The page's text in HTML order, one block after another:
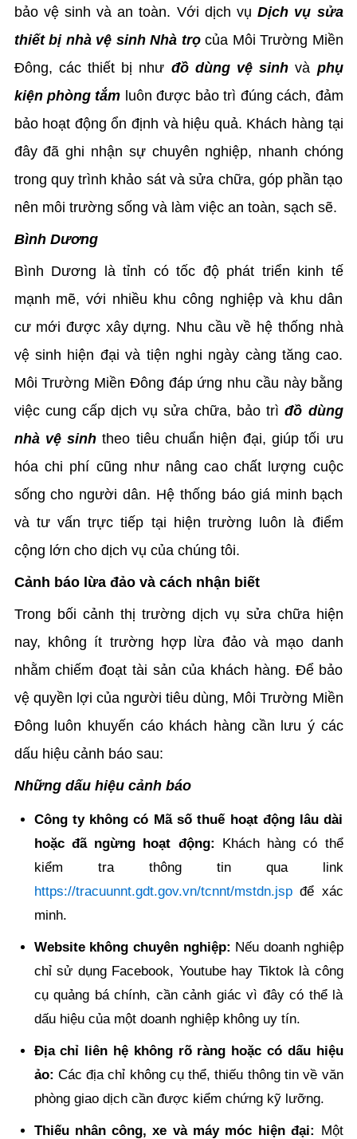
bảo vệ sinh và an toàn. Với dịch vụDịch vụ sửa
thiết bị nhà vệ sinh Nhà trọcủa Môi Trường Miền
Đông, các thiết bị như đồ dùng vệ sinh và phụ
kiện phòng tắm luôn được bảo trì đúng cách, đảm
bảo hoạt động ổn định và hiệu quả. Khách hàng tại
đây đã ghi nhận sự chuyên nghiệp, nhanh chóng
trong quy trình khảo sát và sửa chữa, góp phần tạo
nên môi trường sống và làm việc an toàn, sạch sẽ.
Bình Dương
Bình Dương là tỉnh có tốc độ phát triển kinh tế
mạnh mẽ, với nhiều khu công nghiệp và khu dân
cư mới được xây dựng. Nhu cầu về hệ thống nhà
vệ sinh hiện đại và tiện nghi ngày càng tăng cao.
Môi Trường Miền Đông đáp ứng nhu cầu này bằng
việc cung cấp dịch vụ sửa chữa, bảo trìđồ dùng
nhà vệ sinh theo tiêu chuẩn hiện đại, giúp tối ưu
hóa chi phí cũng như nâng cao chất lượng cuộc
sống cho người dân. Hệ thống báo giá minh bạch
và tư vấn trực tiếp tại hiện trường luôn là điểm
cộng lớn cho dịch vụ của chúng tôi.
Cảnh báo lừa đảo và cách nhận biết
Trong bối cảnh thị trường dịch vụ sửa chữa hiện
nay, không ít trường hợp lừa đảo và mạo danh
nhằm chiếm đoạt tài sản của khách hàng. Để bảo
vệ quyền lợi của người tiêu dùng, Môi Trường Miền
Đông luôn khuyến cáo khách hàng cần lưu ý các
dấu hiệu cảnh báo sau:
Những dấu hiệu cảnh báo
Công ty không có Mã số thuế hoạt động lâu dài
hoặc đã ngừng hoạt động: Khách hàng có thể
kiểm tra thông tin qua link
https://tracuunnt.gdt.gov.vn/tcnnt/mstdn.jspđể xác
minh.
Website không chuyên nghiệp: Nếu doanh nghiệp
chỉ sử dụng Facebook, Youtube hay Tiktok là công
cụ quảng bá chính, cần cảnh giác vì đây có thể là
dấu hiệu của một doanh nghiệp không uy tín.
Địa chỉ liên hệ không rõ ràng hoặc có dấu hiệu
ảo: Các địa chỉ không cụ thể, thiếu thông tin về văn
phòng giao dịch cần được kiểm chứng kỹ lưỡng.
Thiếu nhân công, xe và máy móc hiện đại: Một